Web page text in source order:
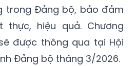
trong Đảng bộ, bảo đảm
thực, hiệu quả. Chương
được thông qua tại Hội
Đảng bộ tháng 3/2026.